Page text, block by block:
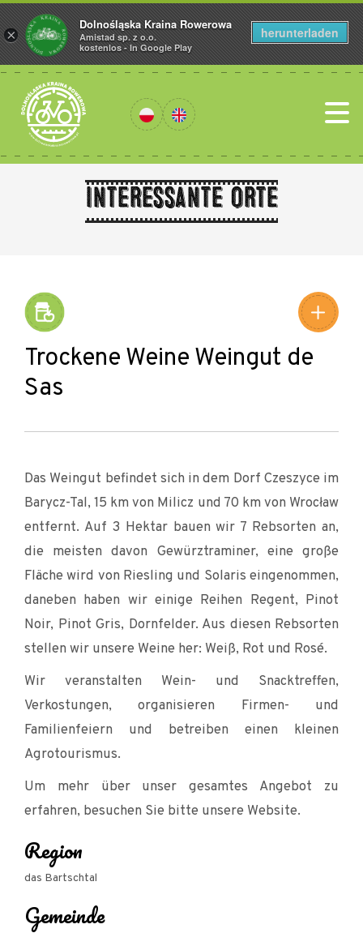
Interessante Orte
Trockene Weine Weingut de
Sas
Das Weingut befindet sich in dem Dorf Czeszyce im
Barycz-Tal, 15 km von Milicz und 70 km von Wrocław
entfernt. Auf 3 Hektar bauen wir 7 Rebsorten an,
die meisten davon Gewürztraminer, eine große
Fläche wird von Riesling und Solaris eingenommen,
daneben haben wir einige Reihen Regent, Pinot
Noir, Pinot Gris, Dornfelder. Aus diesen Rebsorten
stellen wir unsere Weine her: Weiß, Rot und Rosé.
Wir veranstalten Wein- und Snacktreffen,
Verkostungen, organisieren Firmen- und
Familienfeiern und betreiben einen kleinen
Agrotourismus.
Um mehr über unser gesamtes Angebot zu
erfahren, besuchen Sie bitte unsere Website.
Region
das Bartschtal
Gemeinde
×
Dolnośląska Kraina Rowerowa
Amistad sp. z o.o.
kostenlos - In Google Play
herunterladen